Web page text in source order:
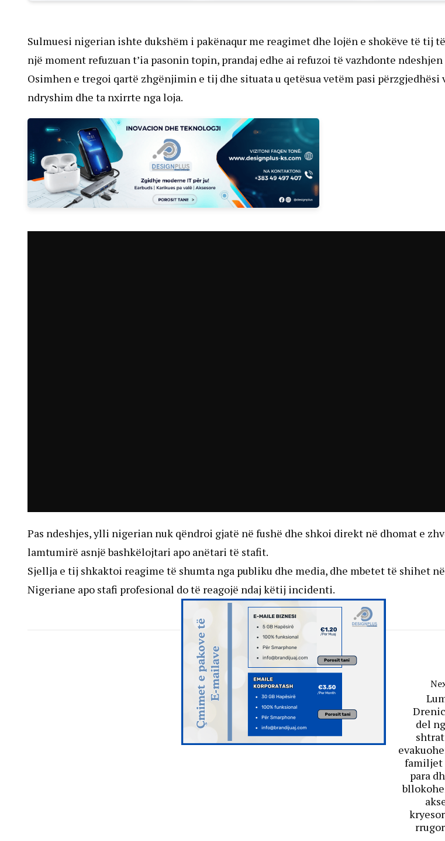
Sulmuesi nigerian ishte dukshëm i pakënaqur me reagimet dhe lojën e shokëve të tij
një moment refuzuan t’ia pasonin topin, prandaj edhe ai refuzoi të vazhdonte
Osimhen e tregoi qartë zhgënjimin e tij dhe situata u qetësua vetëm pasi përzgjedhësi
ndryshim dhe ta nxirrte nga loja.
Pas ndeshjes, ylli nigerian nuk qëndroi gjatë në fushë dhe shkoi direkt në dhomat e
lamtumirë asnjë bashkëlojtari apo anëtari të stafit.
Sjellja e tij shkaktoi reagime të shumta nga publiku dhe media, dhe mbetet të shihet
Nigeriane apo stafi profesional do të reagojë ndaj këtij incidenti.
del
familjet
para